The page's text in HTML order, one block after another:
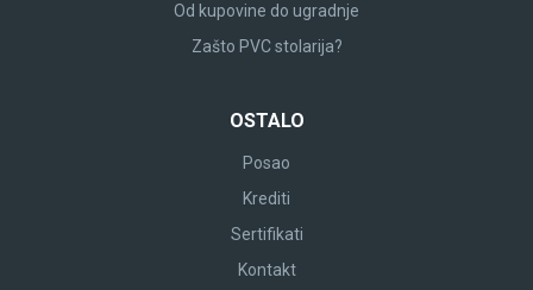
Od kupovine do ugradnje
Zašto PVC stolarija?
OSTALO
Posao
Krediti
Sertifikati
Kontakt